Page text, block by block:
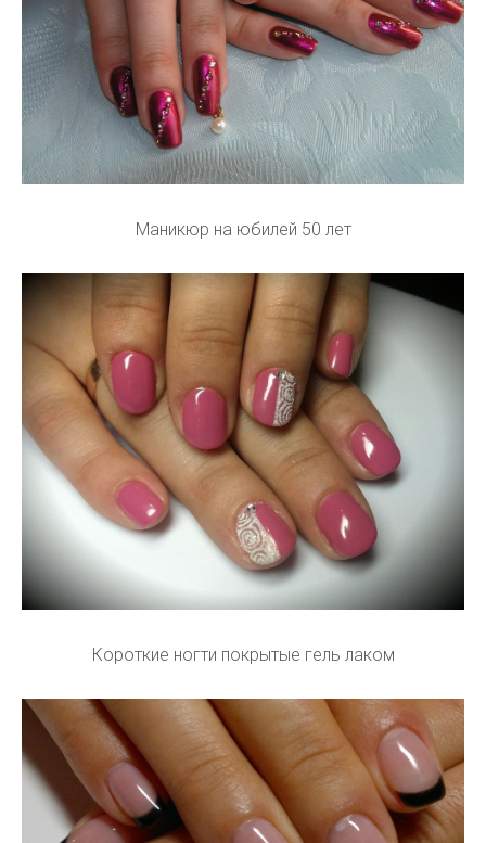
Маникюр на юбилей 50 лет
Короткие ногти покрытые гель лаком